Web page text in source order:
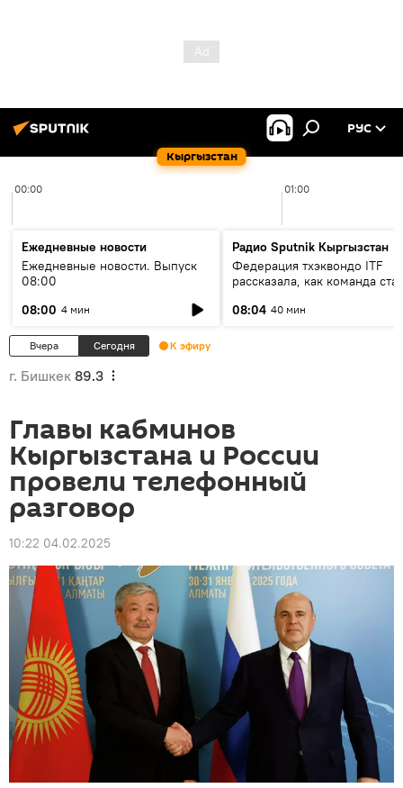
Кыргызстан
РУС
00:00 01:00
Ежедневные новости
Ежедневные новости. Выпуск
08:00
08:00 4 мин
Радио Sputnik Кыргызстан
Федерация тхэквондо ITF
рассказала, как команда
08:04 40 мин
Вчера Сегодня К эфиру
г. Бишкек 89.3
Главы кабминов
Кыргызстана и России
провели телефонный
разговор
10:22 04.02.2025